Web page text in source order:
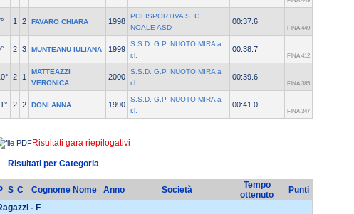
1 2 FAVARO CHIARA 1998
POLISPORTIVA S. C.
NOALE ASD
00:37.6
FINA 449
2 3 MUNTEANU IULIANA 1999
S.S.D. G.P. NUOTO MIRA a
r.l.
00:38.7
FINA 412
2 1
MATTEAZZI
VERONICA
2000
S.S.D. G.P. NUOTO MIRA a
r.l.
00:39.6
FINA 385
2 2 DONI ANNA 1990
S.S.D. G.P. NUOTO MIRA a
r.l.
00:41.0
FINA 347
Risultati gara riepilogativi
Risultati per Categoria
S C Cognome Nome Anno Società
Tempo
ottenuto
Punti
- F